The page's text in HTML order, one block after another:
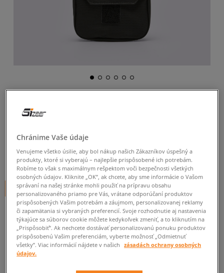
ADIDAS TAŠKA PE FEST BAG
5.0(11)
25€cena s DPH
+ 25 BODOV V SIZEERCLUBE
Informujte ma o dostupnosti
Ak bude položka opäť dostupná, dostanete od nás oznámenie.
Chránime Vaše údaje
Venujeme všetko úsilie, aby bol nákup našich Zákazníkov úspešný a
produkty, ktoré si vyberajú – najlepšie prispôsobené ich potrebám.
Robíme to však s maximálnym rešpektom voči bezpečnosti všetkých
osobných údajov. Kliknite „OK”, ak chcete, aby sme informácie o Vašom
správaní na našej stránke mohli použiť na prípravu obsahu
personalizovaného priamo pre Vás, vrátane odporúčaní produktov
prispôsobených Vašim potrebám a záujmom, personalizovanej reklamy
či zapamätania si vybraných preferencií. Svoje rozhodnutie aj nastavenia
týkajúce sa súborov cookie môžete kedykoľvek zmeniť, a to kliknutím na
„Prispôsobiť”. Ak nechcete dostávať personalizovanú ponuku produktov
prispôsobenú Vašim preferenciám, vyberte možnosť „Odmietnuť
všetky”. Viac informácií nájdete v našich
zásadách ochrany osobných
údajov.